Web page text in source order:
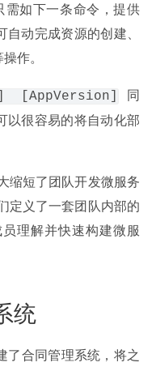
需如下一条命令，提供
动完成资源的创建、
作。
[AppVersion]
同
以很容易的将自动化部
缩短了团队开发微服务
定义了一套团队内部的
理解并快速构建微服
统
了合同管理系统，将之